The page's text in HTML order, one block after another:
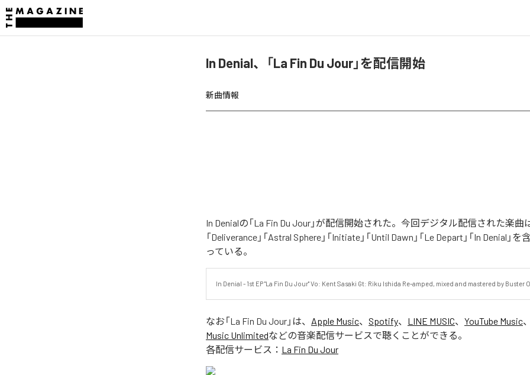
In Denial、「La Fin Du Jour」を配信開始
新曲情報
In Denialの「La Fin Du Jour」が配信開始された。今回デジタル配信された楽曲
「Deliverance」「Astral Sphere」「Initiate」「Until Dawn」「Le Depart」「In Denial」
っている。
In Denial - 1st EP "La Fin Du Jour" Vo: Kent Sasaki Gt: Riku Ishida Re-amped, mixed and mastered by Buster
なお「La Fin Du Jour 」は、 Apple Music、 Spotify、 LINE MUSIC、 YouTube Music、
Music Unlimitedなどの音楽配信サービスで聴くことができる。
各配信サービス： La Fin Du Jour